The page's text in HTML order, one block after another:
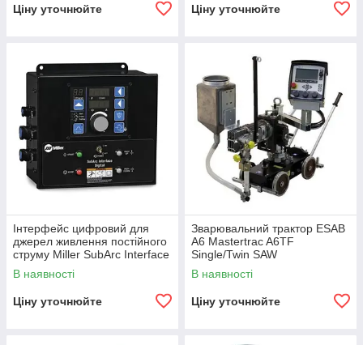
Ціну уточнюйте Ціну уточнюйте
Інтерфейс цифровий для
джерел живлення постійного
струму Miller SubArc Interface
CC/CV
В наявності
Ціну уточнюйте
Зварювальний трактор ESAB
A6 Mastertrac A6TF
Single/Twin SAW
В наявності
Ціну уточнюйте